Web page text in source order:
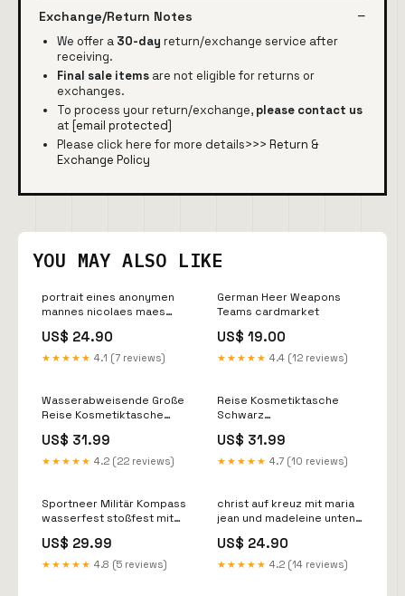
Exchange/Return Notes
We offer a 30-day return/exchange service after
receiving.
Final sale items are not eligible for returns or
exchanges.
To process your return/exchange, please contact us
at [email protected]
Please click here for more details>>> Return &
Exchange Policy
YOU MAY ALSO LIKE
portrait eines anonymen
mannes nicolaes maes
US$ 24.90
★★★★★ 4.1 (7 reviews)
German Heer Weapons
Teams cardmarket
US$ 19.00
★★★★★ 4.4 (12 reviews)
Wasserabweisende Große
Reise Kosmetiktasche
Shopify www.luxus-
kollektion.de bestellt
US$ 31.99
★★★★★ 4.2 (22 reviews)
Reise Kosmetiktasche
Schwarz
Organizer für Artikel über
OTTO bestellt
US$ 31.99
★★★★★ 4.7 (10 reviews)
Sportneer Militär Kompass
wasserfest stoßfest mit
US$ 29.99
★★★★★ 4.8 (5 reviews)
christ auf kreuz mit maria
jean und madeleine unten
liberatore Zakopane
US$ 24.90
★★★★★ 4.2 (14 reviews)